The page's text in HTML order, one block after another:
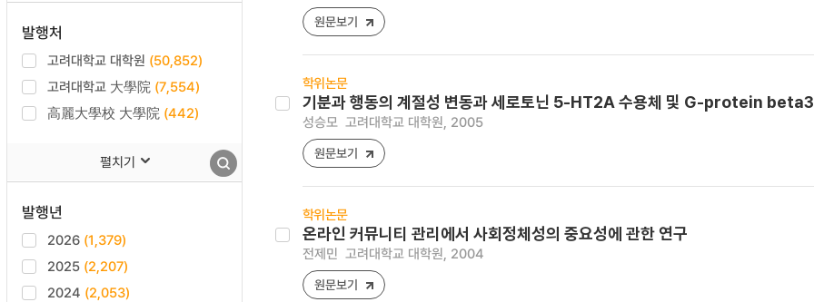
발행처
고려대학교 대학원 (50,852)
고려대학교 大學院 (7,554)
高麗大學校 大學院 (442)
펼치기
발행년
2026 (1,379)
2025 (2,207)
2024 (2,053)
원문보기
학위논문
기분과 행동의 계절성 변동과 세로토닌 5-HT2A 수용체 및 G-protein
성승모 고려대학교 대학원, 2005
원문보기
학위논문
온라인 커뮤니티 관리에서 사회정체성의 중요성에 관한 연구
전제민 고려대학교 대학원, 2004
원문보기